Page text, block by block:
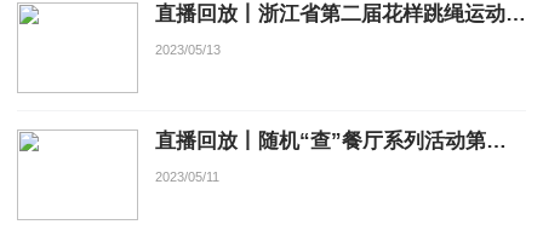
直播回放丨浙江省第二届花样跳绳运动汇开幕式
2023/05/13
直播回放丨随机“查”餐厅系列活动第一站
2023/05/11